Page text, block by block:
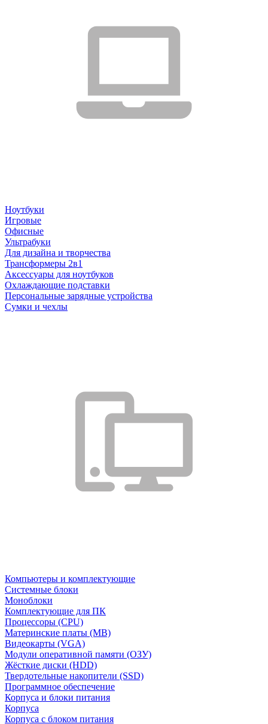
Ноутбуки
Игровые
Офисные
Ультрабуки
Для дизайна и творчества
Трансформеры 2в1
Аксессуары для ноутбуков
Охлаждающие подставки
Персональные зарядные устройства
Сумки и чехлы
Компьютеры и комплектующие
Системные блоки
Моноблоки
Комплектующие для ПК
Процессоры (CPU)
Материнские платы (MB)
Видеокарты (VGA)
Модули оперативной памяти (ОЗУ)
Жёсткие диски (HDD)
Твердотельные накопители (SSD)
Программное обеспечение
Корпуса и блоки питания
Корпуса
Корпуса с блоком питания